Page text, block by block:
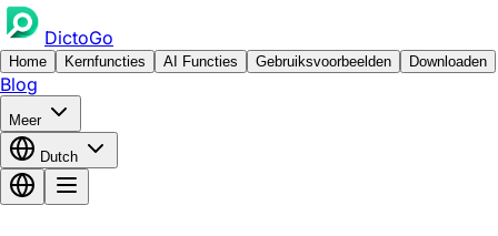
DictoGo
Home Kernfuncties AI Functies Gebruiksvoorbeelden Downloaden
Blog
Meer
Dutch